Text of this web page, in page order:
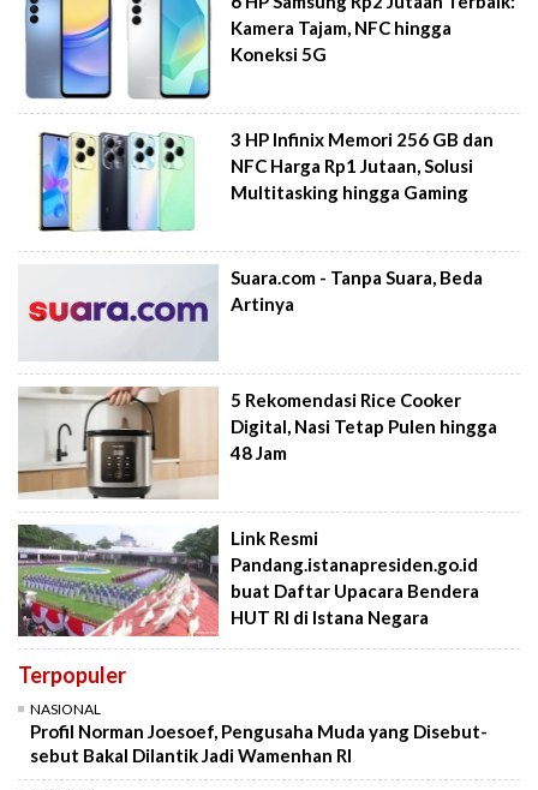
Kamera Tajam, NFC hingga
Koneksi 5G
3 HP Infinix Memori 256 GB dan
NFC Harga Rp1 Jutaan, Solusi
Multitasking hingga Gaming
Suara.com - Tanpa Suara, Beda
Artinya
5 Rekomendasi Rice Cooker
Digital, Nasi Tetap Pulen hingga
48 Jam
Link Resmi
Pandang.istanapresiden.go.id
buat Daftar Upacara Bendera
HUT RI di Istana Negara
Terpopuler
NASIONAL
Profil Norman Joesoef, Pengusaha Muda yang Disebut-
sebut Bakal Dilantik Jadi Wamenhan RI